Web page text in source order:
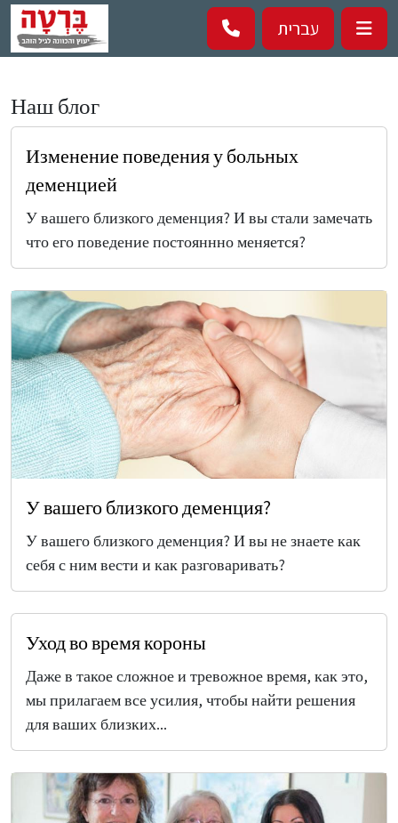
Перейти к основному содержанию
עברית
Наш блог
Изменение поведения у больных
деменцией
У вашего близкого деменция? И вы стали замечать
что его поведение постояннно меняется?
У вашего близкого деменция?
У вашего близкого деменция? И вы не знаете как
себя с ним вести и как разговаривать?
Уход во время короны
Даже в такое сложное и тревожное время, как это,
мы прилагаем все усилия, чтобы найти решения
для ваших близких...